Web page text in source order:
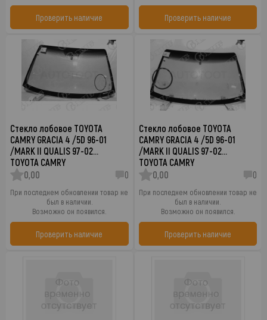
Проверить наличие Проверить наличие
Стекло лобовое TOYOTA
CAMRY GRACIA 4 /5D 96-01
/MARK II QUALIS 97-02…
TOYOTA CAMRY
0,00
0
При последнем обновлении товар не
был в наличии.
Возможно он появился.
Проверить наличие
Стекло лобовое TOYOTA
CAMRY GRACIA 4 /5D 96-01
/MARK II QUALIS 97-02…
TOYOTA CAMRY
0,00
0
При последнем обновлении товар не
был в наличии.
Возможно он появился.
Проверить наличие